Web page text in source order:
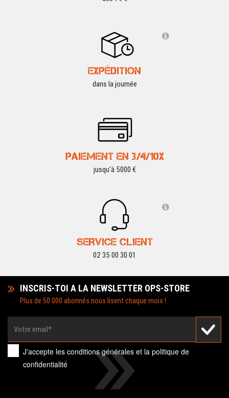
EXPÉDITION
dans la journée
PAIEMENT EN 3/4/10X
jusqu'à 5000 €
SERVICE CLIENT
02 35 00 30 01
INSCRIS-TOI A LA NEWSLETTER OPS-STORE
Plus de 50 000 abonnés nous lisent chaque mois !
J'accepte lesconditions générales et lapolitique de
confidentialité